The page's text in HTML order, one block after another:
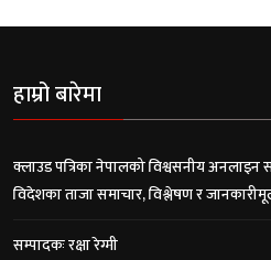
हाम्रो बारेमा
क्लाउड पत्रिका नेपालको विश्वसनीय अनलाइन
विदेशका ताजा समाचार, विश्लेषण र
सम्पादकः रक्षा रेग्मी